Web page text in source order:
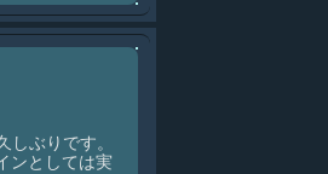
ぶりです。
ンとしては実